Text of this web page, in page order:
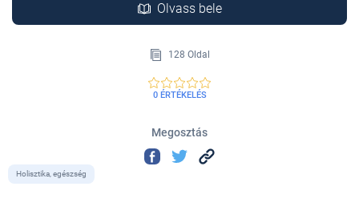
Olvass bele
128 Oldal
0 ÉRTÉKELÉS
Megosztás
Holisztika, egészség